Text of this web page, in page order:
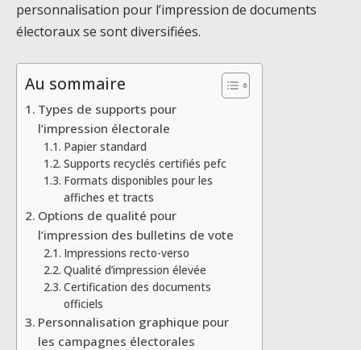
personnalisation pour l’impression de documents
électoraux se sont diversifiées.
Au sommaire
Types de supports pour
l’impression électorale
Papier standard
Supports recyclés certifiés pefc
Formats disponibles pour les
affiches et tracts
Options de qualité pour
l’impression des bulletins de vote
Impressions recto-verso
Qualité d’impression élevée
Certification des documents
officiels
Personnalisation graphique pour
les campagnes électorales